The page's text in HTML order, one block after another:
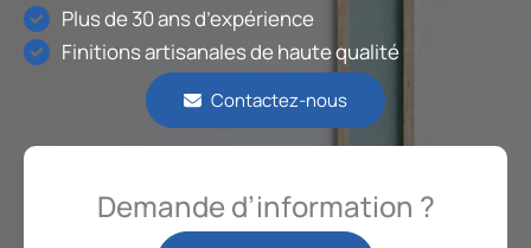
Plus de 30 ans d’expérience
Finitions artisanales de haute qualité
Contactez-nous
Demande d’information ?